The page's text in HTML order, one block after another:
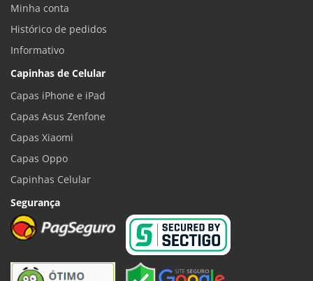
Minha conta
Histórico de pedidos
Informativo
Capinhas de Celular
Capas iPhone e iPad
Capas Asus Zenfone
Capas Xiaomi
Capas Oppo
Capinhas Celular
Segurança